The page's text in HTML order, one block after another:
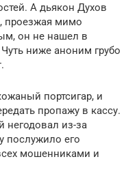
А дьякон Духов
проезжая мимо
он не нашел в
ниже аноним грубо
портсигар, и
пропажу в кассу.
негодовал из-за
послужило его
мошенниками и